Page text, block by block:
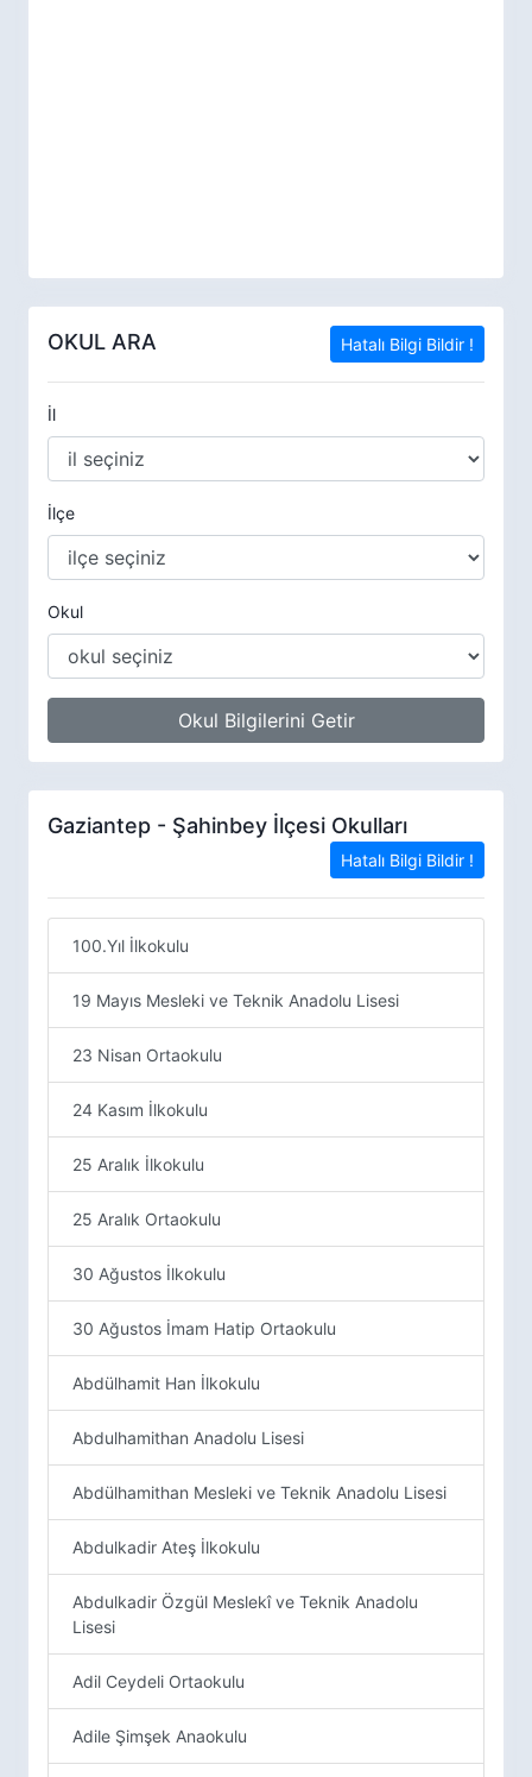
OKUL ARA Hatalı Bilgi Bildir !
İl
İlçe
Okul
Okul Bilgilerini Getir
Gaziantep - Şahinbey İlçesi Okulları
Hatalı Bilgi Bildir !
100.Yıl İlkokulu
19 Mayıs Mesleki ve Teknik Anadolu Lisesi
23 Nisan Ortaokulu
24 Kasım İlkokulu
25 Aralık İlkokulu
25 Aralık Ortaokulu
30 Ağustos İlkokulu
30 Ağustos İmam Hatip Ortaokulu
Abdülhamit Han İlkokulu
Abdulhamithan Anadolu Lisesi
Abdülhamithan Mesleki ve Teknik Anadolu Lisesi
Abdulkadir Ateş İlkokulu
Abdulkadir Özgül Meslekî ve Teknik Anadolu
Lisesi
Adil Ceydeli Ortaokulu
Adile Şimşek Anaokulu